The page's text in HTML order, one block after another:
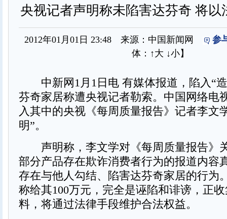
央视记者声明称未陷害达芬奇 将以
2012年01月01日 23:48 来源：中国新闻网
参
体： ↑大 ↓小】
中新网1月1日电 有媒体报道，陷入“
芬奇家居称遭央视记者勒索。中国网络电
入其中的央视《每周质量报告》记者李文
明”。
声明称，李文学对《每周质量报告》
部分产品存在欺诈消费者行为的报道内容
存在与他人勾结、陷害达芬奇家居的行为
称给其100万元，完全是诬陷和诽谤，正
料，将通过法律手段维护合法权益。